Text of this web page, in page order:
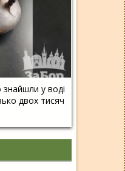
знайшли у воді
двох тисяч